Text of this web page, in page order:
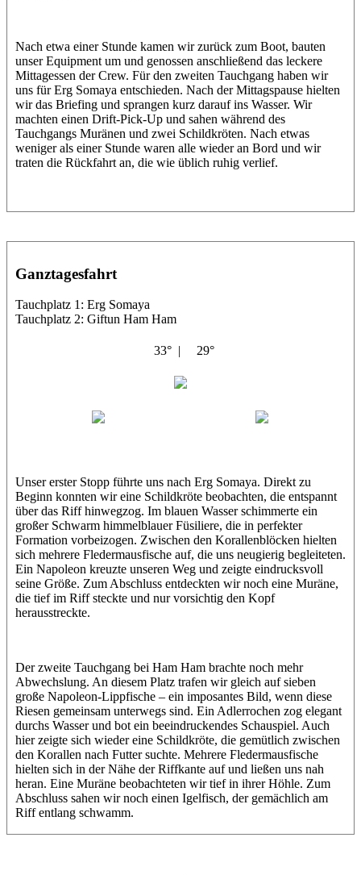
Nach etwa einer Stunde kamen wir zurück zum Boot, bauten
unser Equipment um und genossen anschließend das leckere
Mittagessen der Crew. Für den zweiten Tauchgang haben wir
uns für Erg Somaya entschieden. Nach der Mittagspause hielten
wir das Briefing und sprangen kurz darauf ins Wasser. Wir
machten einen Drift-Pick-Up und sahen während des
Tauchgangs Muränen und zwei Schildkröten. Nach etwas
weniger als einer Stunde waren alle wieder an Bord und wir
traten die Rückfahrt an, die wie üblich ruhig verlief.
Ganztagesfahrt
Tauchplatz 1: Erg Somaya
Tauchplatz 2: Giftun Ham Ham
33° | 29°
Unser erster Stopp führte uns nach Erg Somaya. Direkt zu
Beginn konnten wir eine Schildkröte beobachten, die entspannt
über das Riff hinwegzog. Im blauen Wasser schimmerte ein
großer Schwarm himmelblauer Füsiliere, die in perfekter
Formation vorbeizogen. Zwischen den Korallenblöcken hielten
sich mehrere Fledermausfische auf, die uns neugierig begleiteten.
Ein Napoleon kreuzte unseren Weg und zeigte eindrucksvoll
seine Größe. Zum Abschluss entdeckten wir noch eine Muräne,
die tief im Riff steckte und nur vorsichtig den Kopf
herausstreckte.
Der zweite Tauchgang bei Ham Ham brachte noch mehr
Abwechslung. An diesem Platz trafen wir gleich auf sieben
große Napoleon-Lippfische – ein imposantes Bild, wenn diese
Riesen gemeinsam unterwegs sind. Ein Adlerrochen zog elegant
durchs Wasser und bot ein beeindruckendes Schauspiel. Auch
hier zeigte sich wieder eine Schildkröte, die gemütlich zwischen
den Korallen nach Futter suchte. Mehrere Fledermausfische
hielten sich in der Nähe der Riffkante auf und ließen uns nah
heran. Eine Muräne beobachteten wir tief in ihrer Höhle. Zum
Abschluss sahen wir noch einen Igelfisch, der gemächlich am
Riff entlang schwamm.